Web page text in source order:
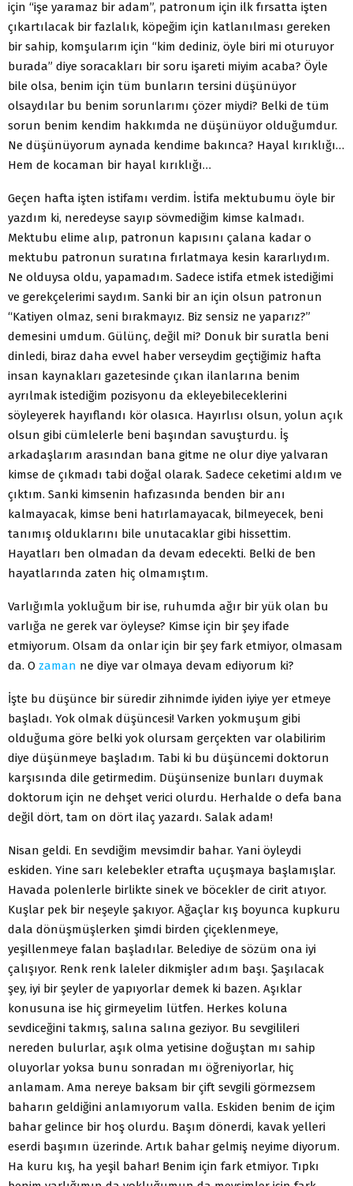
için “işe yaramaz bir adam”, patronum için ilk fırsatta işten
çıkartılacak bir fazlalık, köpeğim için katlanılması gereken
bir sahip, komşularım için “kim dediniz, öyle biri mi oturuyor
burada” diye soracakları bir soru işareti miyim acaba? Öyle
bile olsa, benim için tüm bunların tersini düşünüyor
olsaydılar bu benim sorunlarımı çözer miydi? Belki de tüm
sorun benim kendim hakkımda ne düşünüyor olduğumdur.
Ne düşünüyorum aynada kendime bakınca? Hayal kırıklığı…
Hem de kocaman bir hayal kırıklığı…
Geçen hafta işten istifamı verdim. İstifa mektubumu öyle bir
yazdım ki, neredeyse sayıp sövmediğim kimse kalmadı.
Mektubu elime alıp, patronun kapısını çalana kadar o
mektubu patronun suratına fırlatmaya kesin kararlıydım.
Ne olduysa oldu, yapamadım. Sadece istifa etmek istediğimi
ve gerekçelerimi saydım. Sanki bir an için olsun patronun
“Katiyen olmaz, seni bırakmayız. Biz sensiz ne yaparız?”
demesini umdum. Gülünç, değil mi? Donuk bir suratla beni
dinledi, biraz daha evvel haber verseydim geçtiğimiz hafta
insan kaynakları gazetesinde çıkan ilanlarına benim
ayrılmak istediğim pozisyonu da ekleyebileceklerini
söyleyerek hayıflandı kör olasıca. Hayırlısı olsun, yolun açık
olsun gibi cümlelerle beni başından savuşturdu. İş
arkadaşlarım arasından bana gitme ne olur diye yalvaran
kimse de çıkmadı tabi doğal olarak. Sadece ceketimi aldım ve
çıktım. Sanki kimsenin hafızasında benden bir anı
kalmayacak, kimse beni hatırlamayacak, bilmeyecek, beni
tanımış olduklarını bile unutacaklar gibi hissettim.
Hayatları ben olmadan da devam edecekti. Belki de ben
hayatlarında zaten hiç olmamıştım.
Varlığımla yokluğum bir ise, ruhumda ağır bir yük olan bu
varlığa ne gerek var öyleyse? Kimse için bir şey ifade
etmiyorum. Olsam da onlar için bir şey fark etmiyor, olmasam
da. O zaman ne diye var olmaya devam ediyorum ki?
İşte bu düşünce bir süredir zihnimde iyiden iyiye yer etmeye
başladı. Yok olmak düşüncesi! Varken yokmuşum gibi
olduğuma göre belki yok olursam gerçekten var olabilirim
diye düşünmeye başladım. Tabi ki bu düşüncemi doktorun
karşısında dile getirmedim. Düşünsenize bunları duymak
doktorum için ne dehşet verici olurdu. Herhalde o defa bana
değil dört, tam on dört ilaç yazardı. Salak adam!
Nisan geldi. En sevdiğim mevsimdir bahar. Yani öyleydi
eskiden. Yine sarı kelebekler etrafta uçuşmaya başlamışlar.
Havada polenlerle birlikte sinek ve böcekler de cirit atıyor.
Kuşlar pek bir neşeyle şakıyor. Ağaçlar kış boyunca kupkuru
dala dönüşmüşlerken şimdi birden çiçeklenmeye,
yeşillenmeye falan başladılar. Belediye de sözüm ona iyi
çalışıyor. Renk renk laleler dikmişler adım başı. Şaşılacak
şey, iyi bir şeyler de yapıyorlar demek ki bazen. Aşıklar
konusuna ise hiç girmeyelim lütfen. Herkes koluna
sevdiceğini takmış, salına salına geziyor. Bu sevgilileri
nereden bulurlar, aşık olma yetisine doğuştan mı sahip
oluyorlar yoksa bunu sonradan mı öğreniyorlar, hiç
anlamam. Ama nereye baksam bir çift sevgili görmezsem
baharın geldiğini anlamıyorum valla. Eskiden benim de içim
bahar gelince bir hoş olurdu. Başım dönerdi, kavak yelleri
eserdi başımın üzerinde. Artık bahar gelmiş neyime diyorum.
Ha kuru kış, ha yeşil bahar! Benim için fark etmiyor. Tıpkı